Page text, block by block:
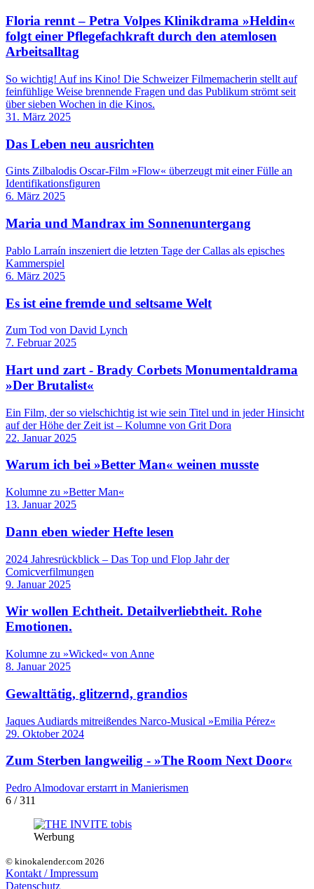
Floria rennt – Petra Volpes Klinikdrama »Heldin«
folgt einer Pflegefachkraft durch den atemlosen
Arbeitsalltag
So wichtig! Auf ins Kino! Die Schweizer Filmemacherin stellt auf
feinfühlige Weise brennende Fragen und das Publikum strömt seit
über sieben ­Woch­en in die Kinos.
31. März 2025
Das Leben neu ausrichten
Gints Zilbalodis Oscar-Film »Flow« überzeugt mit einer Fülle an
Identifikationsfiguren
6. März 2025
Maria und Mandrax im Sonnenuntergang
Pablo Larraín inszeniert die letzten Tage der Callas als episches
Kammerspiel
6. März 2025
Es ist eine fremde und seltsame Welt
Zum Tod von David Lynch
7. Februar 2025
Hart und zart - Brady Corbets Monumentaldrama
»Der Brutalist«
Ein Film, der so vielschichtig ist wie sein Titel und in jeder Hinsicht
auf der Höhe der Zeit ist – Kolumne von Grit Dora
22. Januar 2025
Warum ich bei »Better Man« weinen musste
Kolumne zu »Better Man«
13. Januar 2025
Dann eben wieder Hefte lesen
2024 Jahresrückblick – Das Top und Flop Jahr der
Comicverfilmungen
9. Januar 2025
Wir wollen Echtheit. Detailverliebtheit. Rohe
Emotionen.
Kolumne zu »Wicked« von Anne
8. Januar 2025
Gewalttätig, glitzernd, grandios
Jaques Audiards mitreißendes Narco-Musical »Emilia Pérez«
29. Oktober 2024
Zum Sterben langweilig - »The Room Next Door«
Pedro Almodovar erstarrt in Manierismen
6 / 311
Werbung
© kinokalender.com 2026
Kontakt / Impressum
Datenschutz